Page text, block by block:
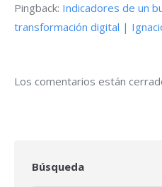
Pingback: Indicadores de un
transformación digital |
Los comentarios están
Búsqueda